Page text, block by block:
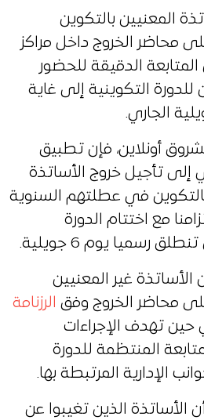
المعنيين بالتكوين
محاضر الخروج داخل مراكز
الدقيقة للحضور
التكوينية إلى غاية
الجاري.
أونلاين، فإن تطبيق
إلى تأجيل خروج الأساتذة
في عطلتهم السنوية
تزامنا مع اختتام الدورة
رسميا يوم 6 جويلية.
غير المعنيين
محاضر الخروج وفق الرزنامة
حين تهدف الإجراءات
المنتظمة للدورة
الإدارية المرتبطة بها.
الأساتذة الذين تغيبوا عن